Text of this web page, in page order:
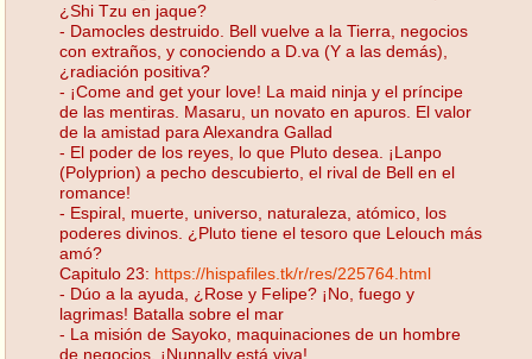
¿Shi Tzu en jaque?
- Damocles destruido. Bell vuelve a la Tierra, negocios
con extraños, y conociendo a D.va (Y a las demás),
¿radiación positiva?
- ¡Come and get your love! La maid ninja y el príncipe
de las mentiras. Masaru, un novato en apuros. El valor
de la amistad para Alexandra Gallad
- El poder de los reyes, lo que Pluto desea. ¡Lanpo
(Polyprion) a pecho descubierto, el rival de Bell en el
romance!
- Espiral, muerte, universo, naturaleza, atómico, los
poderes divinos. ¿Pluto tiene el tesoro que Lelouch más
amó?
Capitulo 23: https://hispafiles.tk/r/res/225764.html
- Dúo a la ayuda, ¿Rose y Felipe? ¡No, fuego y
lagrimas! Batalla sobre el mar
- La misión de Sayoko, maquinaciones de un hombre
de negocios. ¡Nunnally está viva!